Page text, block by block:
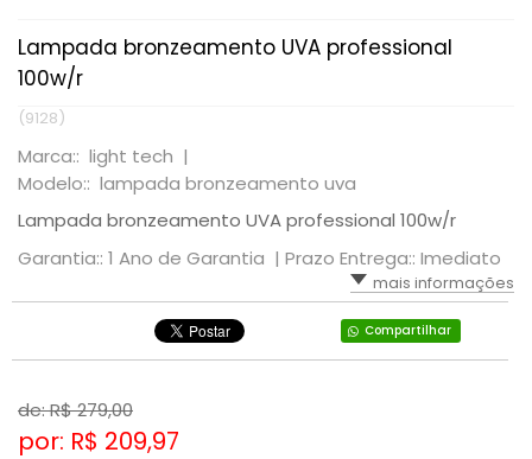
Lampada bronzeamento UVA professional
100w/r
(9128)
Marca:: light tech |
Modelo:: lampada bronzeamento uva
Lampada bronzeamento UVA professional 100w/r
Garantia:: 1 Ano de Garantia | Prazo Entrega:: Imediato
mais informações
Compartilhar
de: R$279,00
por: R$ 209,97